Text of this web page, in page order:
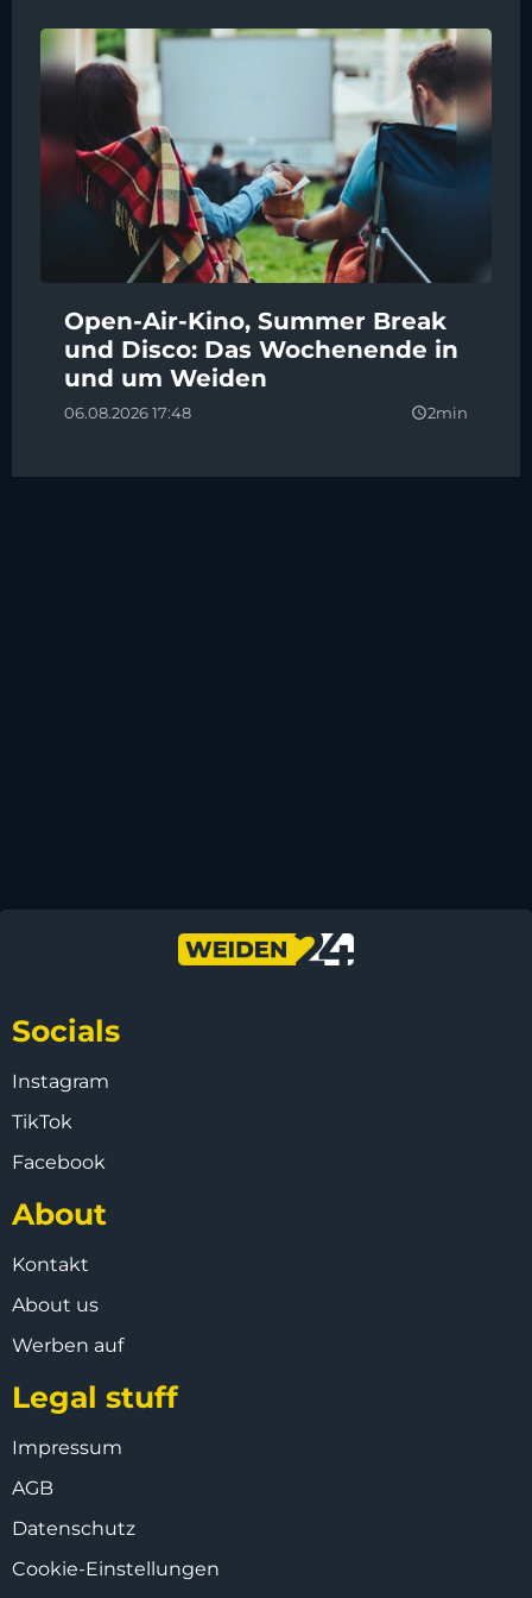
Open-Air-Kino, Summer Break
und Disco: Das Wochenende in
und um Weiden
06.08.2026 17:48 query_builder2min
Socials
Instagram
TikTok
Facebook
About
Kontakt
About us
Werben auf
Legal stuff
Impressum
AGB
Datenschutz
Cookie-Einstellungen